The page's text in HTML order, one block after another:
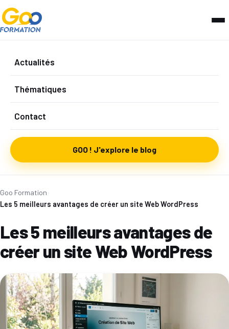
Actualités
Thématiques
Contact
GOO ! J'explore le blog
Goo Formation
Les 5 meilleurs avantages de créer un site Web WordPress
Les 5 meilleurs avantages de
créer un site Web WordPress